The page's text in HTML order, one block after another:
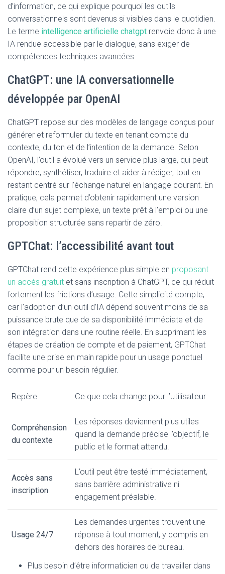
d’information, ce qui explique pourquoi les outils
conversationnels sont devenus si visibles dans le quotidien.
Le terme intelligence artificielle chatgpt renvoie donc à une
IA rendue accessible par le dialogue, sans exiger de
compétences techniques avancées.
ChatGPT: une IA conversationnelle
développée par OpenAI
ChatGPT repose sur des modèles de langage conçus pour
générer et reformuler du texte en tenant compte du
contexte, du ton et de l’intention de la demande. Selon
OpenAI, l’outil a évolué vers un service plus large, qui peut
répondre, synthétiser, traduire et aider à rédiger, tout en
restant centré sur l’échange naturel en langage courant. En
pratique, cela permet d’obtenir rapidement une version
claire d’un sujet complexe, un texte prêt à l’emploi ou une
proposition structurée sans repartir de zéro.
GPTChat: l’accessibilité avant tout
GPTChat rend cette expérience plus simple en proposant
un accès gratuit et sans inscription à ChatGPT, ce qui réduit
fortement les frictions d’usage. Cette simplicité compte,
car l’adoption d’un outil d’IA dépend souvent moins de sa
puissance brute que de sa disponibilité immédiate et de
son intégration dans une routine réelle. En supprimant les
étapes de création de compte et de paiement, GPTChat
facilite une prise en main rapide pour un usage ponctuel
comme pour un besoin régulier.
Repère Ce que cela change pour l’utilisateur
Compréhension
du contexte
Les réponses deviennent plus utiles
quand la demande précise l’objectif, le
public et le format attendu.
Accès sans
inscription
L’outil peut être testé immédiatement,
sans barrière administrative ni
engagement préalable.
Usage 24/7
Les demandes urgentes trouvent une
réponse à tout moment, y compris en
dehors des horaires de bureau.
Plus besoin d’être informaticien ou de travailler dans